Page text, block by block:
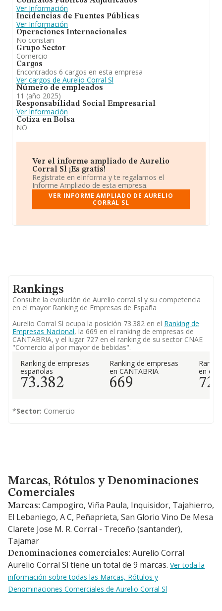
Ver Información
Incidencias de Fuentes Públicas
Ver Información
Operaciones Internacionales
No constan
Grupo Sector
Comercio
Cargos
Encontrados 6 cargos en esta empresa
Ver cargos de Aurelio Corral Sl
Número de empleados
11 (año 2025)
Responsabilidad Social Empresarial
Ver Información
Cotiza en Bolsa
NO
Ver el informe ampliado de Aurelio
Corral Sl ¡Es gratis!
Regístrate en eInforma y te regalamos el
Informe Ampliado de esta empresa.
VER INFORME AMPLIADO DE AURELIO
CORRAL SL
Rankings
Consulte la evolución de Aurelio corral sl y su competencia
en el mayor Ranking de Empresas de España
Aurelio Corral Sl ocupa la posición 73.382 en el Ranking de
Empresas Nacional, la 669 en el ranking de empresas de
CANTABRIA, y el lugar 727 en el ranking de su sector CNAE
"Comercio al por mayor de bebidas".
Ranking de empresas
españolas
73.382
Ranking de empresas
en CANTABRIA
669
en el
727
*Sector: Comercio
Marcas, Rótulos y Denominaciones Comerciales
Marcas, Rótulos y Denominaciones
Comerciales
Marcas: Campogiro, Viña Paula, Inquisidor, Tajahierro,
El Lebaniego, A C, Peñaprieta, San Glorio Vino De Mesa
Clarete Jose M. R. Corral - Treceño (santander),
Tajamar
Denominaciones comerciales: Aurelio Corral
Aurelio Corral Sl tiene un total de 9 marcas. Ver toda la
información sobre todas las Marcas, Rótulos y
Denominaciones Comerciales de Aurelio Corral Sl